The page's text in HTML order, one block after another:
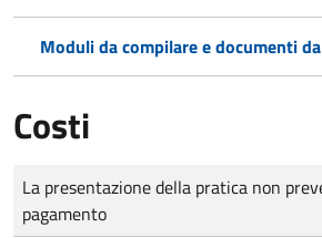
Moduli da compilare e documenti
Costi
Tipo di pagamento
Importo
La presentazione della pratica non
pagamento